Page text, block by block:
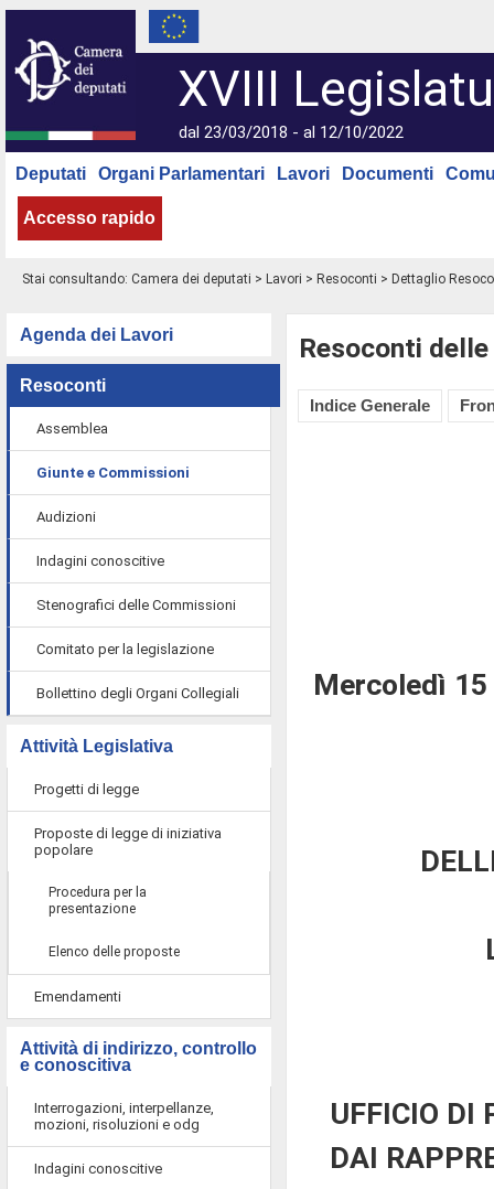
XVIII
dal 23/03/2018 - al 12/10/2022
Deputati Organi Parlamentari Lavori Documenti
Accesso rapido
Stai consultando: Camera dei deputati > Lavori > Resoconti > Dettaglio
Agenda dei Lavori
Resoconti
Assemblea
Giunte e Commissioni
Audizioni
Indagini conoscitive
Stenografici delle Commissioni
Comitato per la legislazione
Bollettino degli Organi Collegiali
Attività Legislativa
Progetti di legge
Proposte di legge di iniziativa
popolare
Procedura per la
presentazione
Elenco delle proposte
Emendamenti
Attività di indirizzo, controllo
e conoscitiva
Interrogazioni, interpellanze,
mozioni, risoluzioni e odg
Indagini conoscitive
Resoconti
Indice Generale
Mercoledì
UFFICIO DI
DAI